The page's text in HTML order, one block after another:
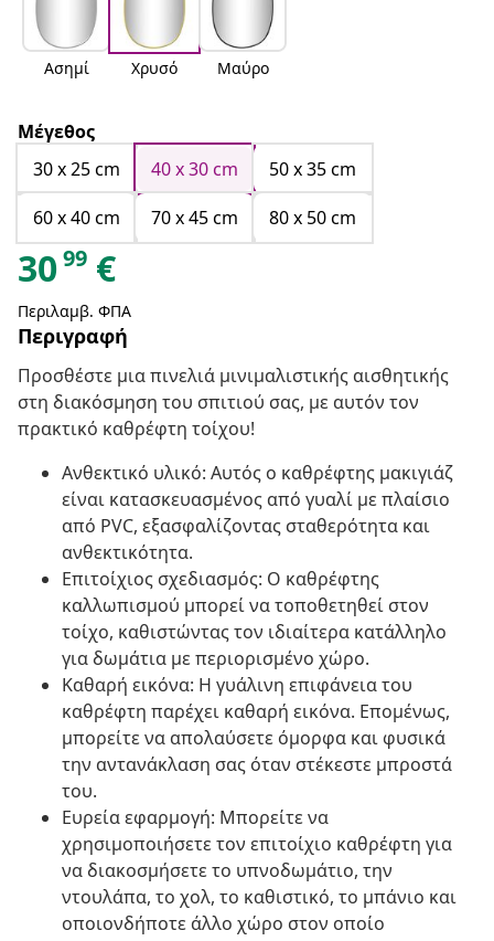
Ασημί Χρυσό Μαύρο
Μέγεθος
30 x 25 cm
40 x 30 cm
50 x 35 cm
60 x 40 cm
70 x 45 cm 80 x 50 cm
3099 €
Περιλαμβ. ΦΠΑ
Περιγραφή
Προσθέστε μια πινελιά μινιμαλιστικής αισθητικής
στη διακόσμηση του σπιτιού σας, με αυτόν τον
πρακτικό καθρέφτη τοίχου!
Ανθεκτικό υλικό: Αυτός ο καθρέφτης μακιγιάζ
είναι κατασκευασμένος από γυαλί με πλαίσιο
από PVC, εξασφαλίζοντας σταθερότητα και
ανθεκτικότητα.
Επιτοίχιος σχεδιασμός: Ο καθρέφτης
καλλωπισμού μπορεί να τοποθετηθεί στον
τοίχο, καθιστώντας τον ιδιαίτερα κατάλληλο
για δωμάτια με περιορισμένο χώρο.
Καθαρή εικόνα: Η γυάλινη επιφάνεια του
καθρέφτη παρέχει καθαρή εικόνα. Επομένως,
μπορείτε να απολαύσετε όμορφα και φυσικά
την αντανάκλαση σας όταν στέκεστε μπροστά
του.
Ευρεία εφαρμογή: Μπορείτε να
χρησιμοποιήσετε τον επιτοίχιο καθρέφτη για
να διακοσμήσετε το υπνοδωμάτιο, την
ντουλάπα, το χολ, το καθιστικό, το μπάνιο και
οποιονδήποτε άλλο χώρο στον οποίο